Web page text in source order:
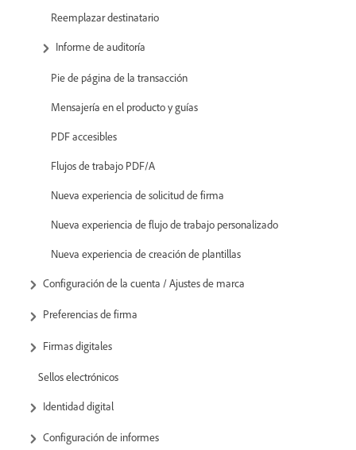
Reemplazar destinatario
Informe de auditoría
Pie de página de la transacción
Mensajería en el producto y guías
PDF accesibles
Flujos de trabajo PDF/A
Nueva experiencia de solicitud de firma
Nueva experiencia de flujo de trabajo personalizado
Nueva experiencia de creación de plantillas
Configuración de la cuenta / Ajustes de marca
Preferencias de firma
Firmas digitales
Sellos electrónicos
Identidad digital
Configuración de informes